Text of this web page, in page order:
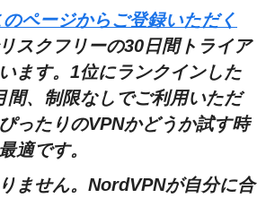
のページからご登録いただく
スクフリーの30日間トライア
ます。1位にランクインした
間、制限なしでご利用いただ
ったりのVPNかどうか試す時
適です。
ません。NordVPNが自分に合